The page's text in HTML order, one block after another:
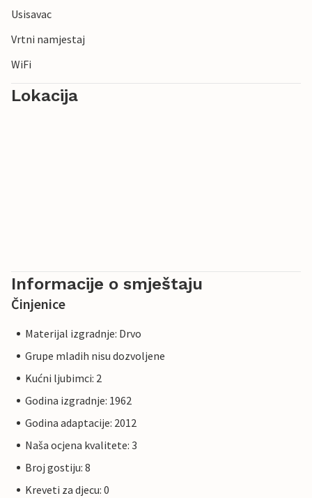
Usisavac
Vrtni namjestaj
WiFi
Lokacija
Informacije o smještaju
Činjenice
Materijal izgradnje: Drvo
Grupe mladih nisu dozvoljene
Kućni ljubimci: 2
Godina izgradnje: 1962
Godina adaptacije: 2012
Naša ocjena kvalitete: 3
Broj gostiju: 8
Kreveti za djecu: 0